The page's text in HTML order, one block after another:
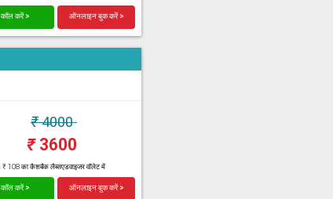
कॉल करें > ऑनलाइन बुक करें >
₹4000
₹3600
₹ 108 का कैशबैक लैब्सएडवाइजर वॉलेट में
कॉल करें > ऑनलाइन बुक करें >